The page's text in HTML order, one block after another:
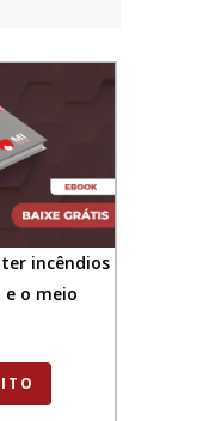
incêndios
o meio